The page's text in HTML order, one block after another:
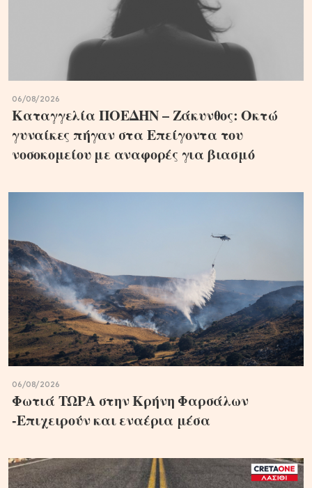
06/08/2026
Καταγγελία ΠΟΕΔΗΝ – Ζάκυνθος: Οκτώ
γυναίκες πήγαν στα Επείγοντα του
νοσοκομείου με αναφορές για βιασμό
06/08/2026
Φωτιά ΤΩΡΑ στην Κρήνη Φαρσάλων
-Επιχειρούν και εναέρια μέσα